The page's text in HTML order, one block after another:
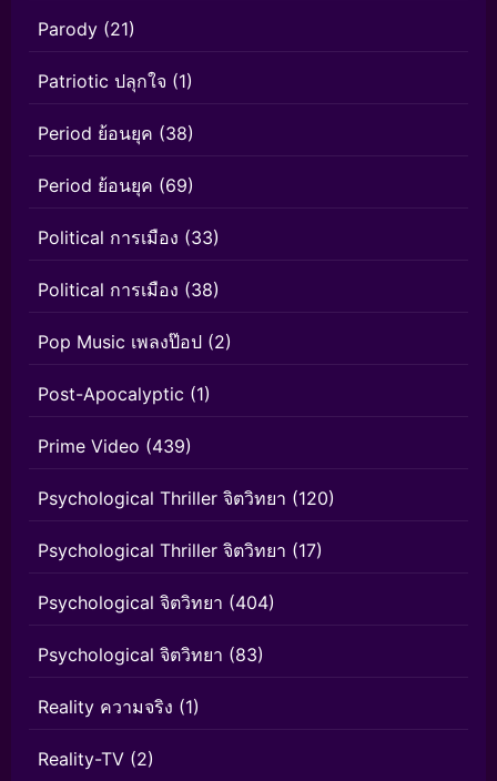
Parody (21)
Patriotic ปลุกใจ (1)
Period ย้อนยุค (38)
Period ย้อนยุค (69)
Political การเมือง (33)
Political การเมือง (38)
Pop Music เพลงป๊อป (2)
Post-Apocalyptic (1)
Prime Video (439)
Psychological Thriller จิตวิทยา (120)
Psychological Thriller จิตวิทยา (17)
Psychological จิตวิทยา (404)
Psychological จิตวิทยา (83)
Reality ความจริง (1)
Reality-TV (2)